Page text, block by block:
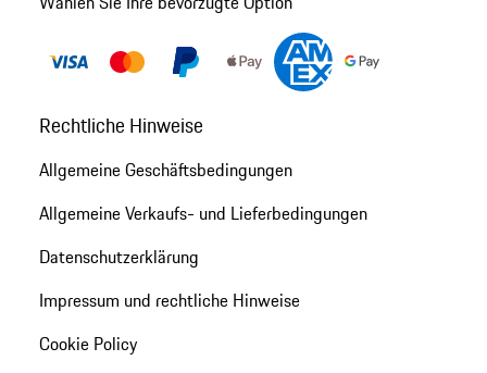
Rechtliche Hinweise
Allgemeine Geschäftsbedingungen
Allgemeine Verkaufs- und Lieferbedingungen
Datenschutzerklärung
Impressum und rechtliche Hinweise
Cookie Policy